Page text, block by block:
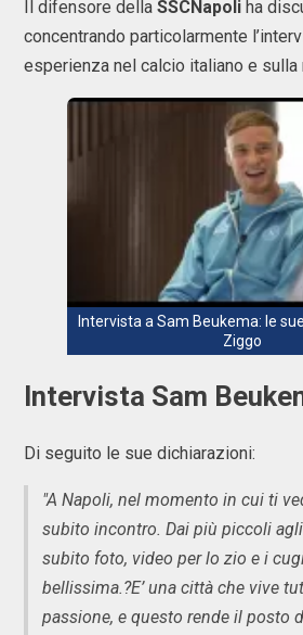
Il difensore della SSCNapoli ha
concentrando particolarmente
esperienza nel calcio italiano e sulla
Intervista a Sam Beukema: le
Ziggo
Intervista Sam
Di seguito le sue dichiarazioni:
"A Napoli, nel momento in cui ti
subito incontro. Dai più piccoli
subito foto, video per lo zio e i
bellissima.?E’ una città che vive
passione, e questo rende il posto